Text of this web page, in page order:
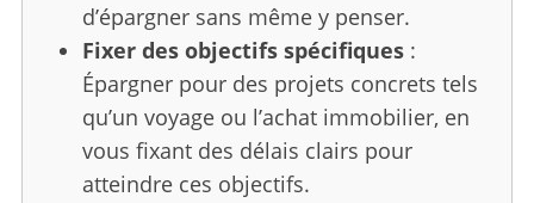
d’épargner sans même y penser.
Fixer des objectifs spécifiques:
Épargner pour des projets concrets tels
qu’un voyage ou l’achat immobilier, en
vous fixant des délais clairs pour
atteindre ces objectifs.